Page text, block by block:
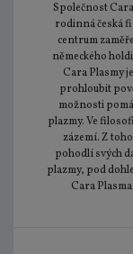
Společnost
rodinná česká
centrum
německého
Cara Plasmy
prohloubit
možnosti
plazmy. Ve
zázemí. Z
pohodlí svých
plazmy, pod
Cara